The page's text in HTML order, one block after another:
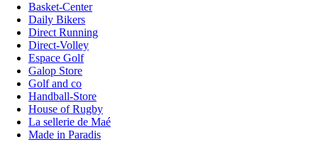
Basket-Center
Daily Bikers
Direct Running
Direct-Volley
Espace Golf
Galop Store
Golf and co
Handball-Store
House of Rugby
La sellerie de Maé
Made in Paradis